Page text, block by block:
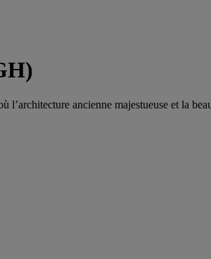
l’architecture ancienne majestueuse et la